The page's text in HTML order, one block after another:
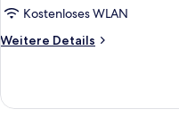
Kostenloses WLAN
Weitere Details
Weitere
Seeblick